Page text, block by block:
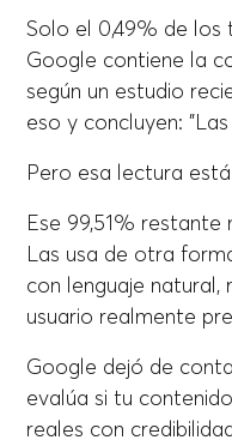
Solo el 0,49% de los
Google contiene la
según un estudio
eso y concluyen:
Pero esa lectura
Ese 99,51% restante
Las usa de otra
con lenguaje natural,
usuario realmente
Google dejó de
evalúa si tu
reales con